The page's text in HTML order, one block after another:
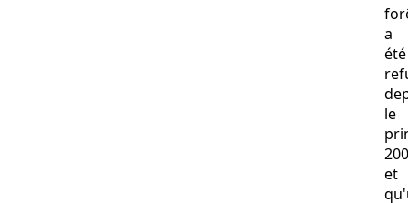
a
été
le
et